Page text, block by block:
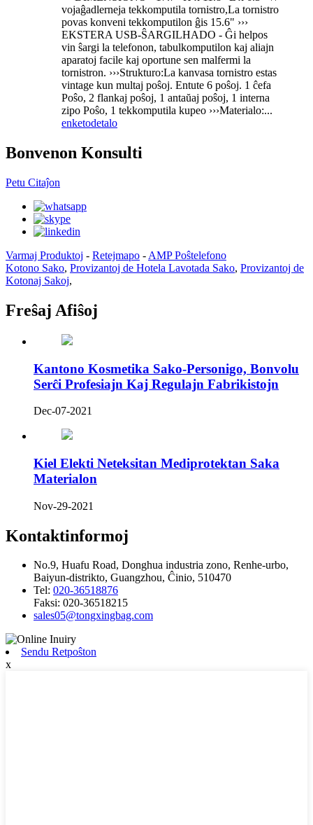
vojaĝadlerneja tekkomputila tornistro,La tornistro
povas konveni tekkomputilon ĝis 15.6" ›››
EKSTERA USB-ŜARGILHADO - Ĝi helpos
vin ŝargi la telefonon, tabulkomputilon kaj aliajn
aparatoj facile kaj oportune sen malfermi la
tornistron. ›››Strukturo:La kanvasa tornistro estas
vintage kun multaj poŝoj. Entute 6 poŝoj. 1 ĉefa
Poŝo, 2 flankaj poŝoj, 1 antaŭaj poŝoj, 1 interna
zipo Poŝo, 1 tekkomputila kupeo ›››Materialo:...
enketodetalo
Bonvenon Konsulti
Petu Citaĵon
Varmaj Produktoj - Retejmapo - AMP Poŝtelefono
Kotono Sako, Provizantoj de Hotela Lavotada Sako, Provizantoj de
Kotonaj Sakoj,
Freŝaj Afiŝoj
Kantono Kosmetika Sako-Personigo, Bonvolu
Serĉi Profesiajn Kaj Regulajn Fabrikistojn
Dec-07-2021
Kiel Elekti Neteksitan Mediprotektan Saka
Materialon
Nov-29-2021
Kontaktinformoj
No.9, Huafu Road, Donghua industria zono, Renhe-urbo,
Baiyun-distrikto, Guangzhou, Ĉinio, 510470
Tel: 020-36518876
Faksi: 020-36518215
sales05@tongxingbag.com
Sendu Retpoŝton
x